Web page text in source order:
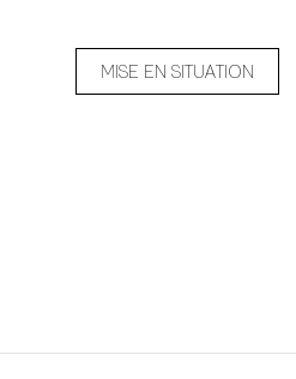
MISE EN SITUATION